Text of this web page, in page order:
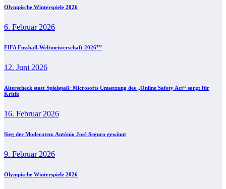
Olympische Winterspiele 2026
6. Februar 2026
FIFA Fussball-Weltmeisterschaft 2026™
12. Juni 2026
Alterscheck statt Spielspaß: Microsofts Umsetzung des „Online Safety Act“ sorgt für
Kritik
16. Februar 2026
Sieg der Moderaten: António José Seguro gewinnt
9. Februar 2026
Olympische Winterspiele 2026